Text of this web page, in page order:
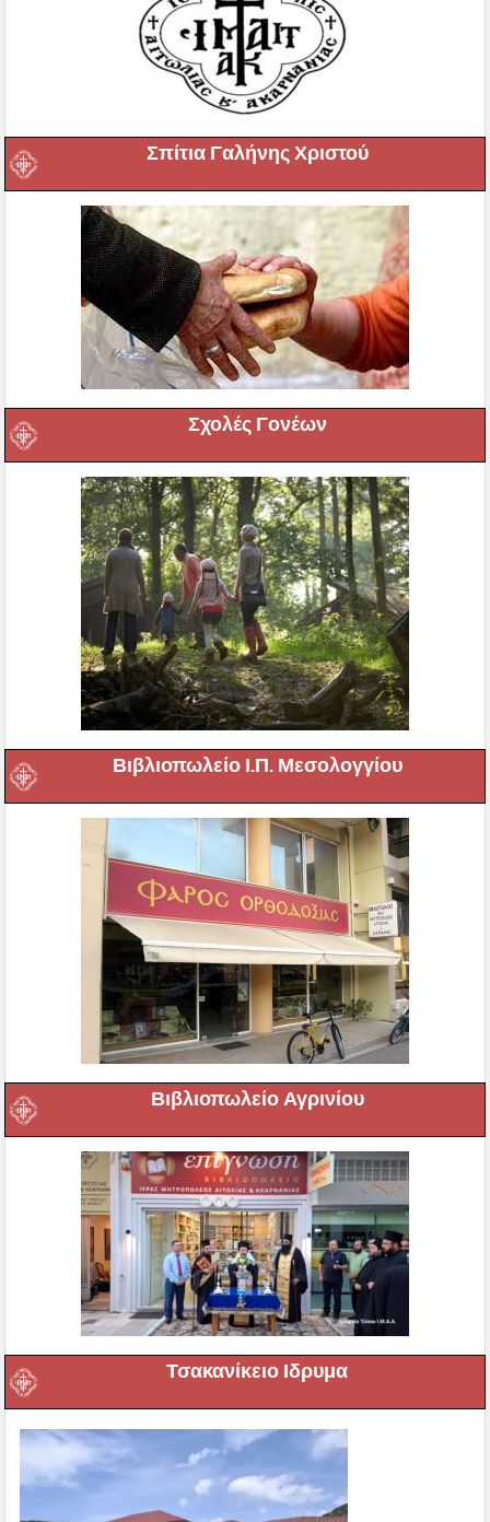
Σπίτια Γαλήνης Χριστού
Σχολές Γονέων
Βιβλιοπωλείο Ι.Π. Μεσολογγίου
Βιβλιοπωλείο Αγρινίου
Τσακανίκειο Ιδρυμα